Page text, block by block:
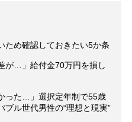
ため確認しておきたい5か条
が…」給付金70万円を損し
った…」選択定年制で55歳
ル世代男性の“理想と現実”